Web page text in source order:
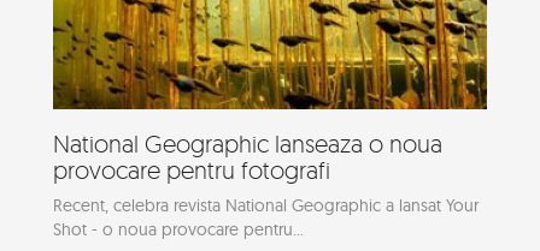
National Geographic lanseaza o noua
provocare pentru fotografi
Recent, celebra revista National Geographic a lansat Your
Shot - o noua provocare pentru...